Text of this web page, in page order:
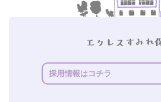
採用情報はコチラ